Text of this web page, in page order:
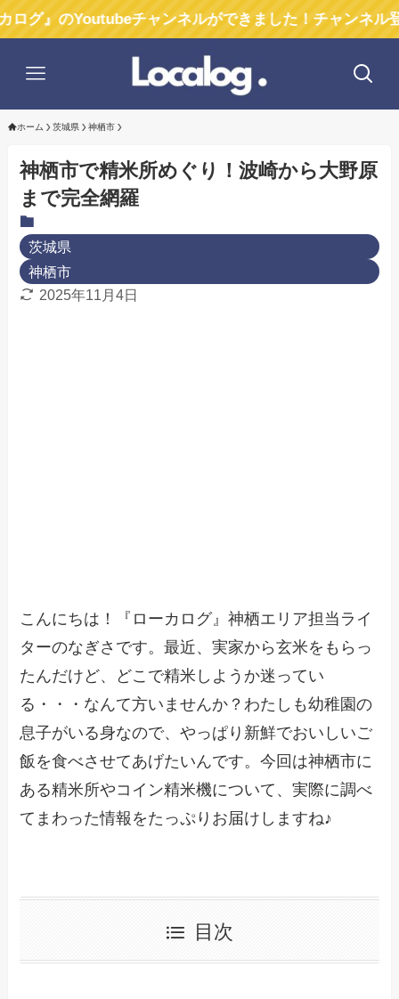
チャンネルができました！チャンネル登録お願い
ホーム 茨城県 神栖市
神栖市で精米所めぐり！波崎から大野原
まで完全網羅
茨城県
神栖市
2025年11月4日
こんにちは！『ローカログ』神栖エリア担当ライ
ターのなぎさです。最近、実家から玄米をもらっ
たんだけど、どこで精米しようか迷ってい
る・・・なんて方いませんか？わたしも幼稚園の
息子がいる身なので、やっぱり新鮮でおいしいご
飯を食べさせてあげたいんです。今回は神栖市に
ある精米所やコイン精米機について、実際に調べ
てまわった情報をたっぷりお届けしますね♪
目次